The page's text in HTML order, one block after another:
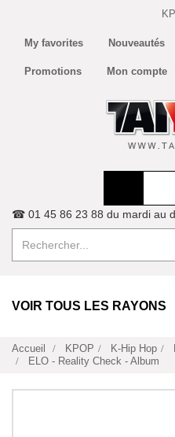
My favorites Nouveautés
Promotions Mon compte
☎ 01 45 86 23 88 du mardi au
VOIR TOUS LES RAYONS
Accueil KPOP K-Hip Hop
ELO - Reality Check - Album